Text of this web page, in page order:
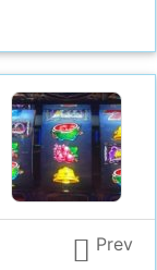
 Prev